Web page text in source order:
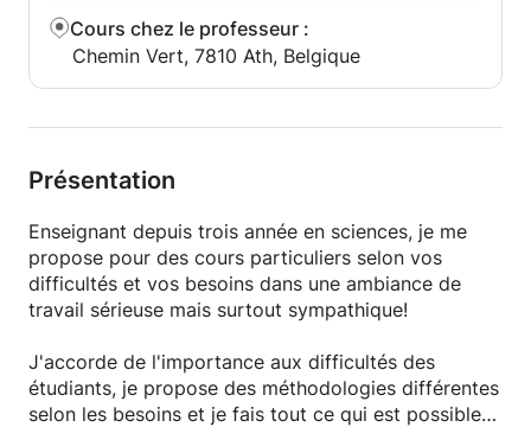
Cours chez le professeur :
Chemin Vert, 7810 Ath, Belgique
Présentation
Enseignant depuis trois année en sciences, je me
propose pour des cours particuliers selon vos
difficultés et vos besoins dans une ambiance de
travail sérieuse mais surtout sympathique!
J'accorde de l'importance aux difficultés des
étudiants, je propose des méthodologies différentes
selon les besoins et je fais tout ce qui est possible